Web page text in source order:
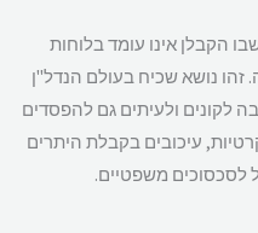
אינו עומד בלוחות
נושא שכיח בעולם הנדל"ן
ולעיתים גם להפסדים
עיכובים בקבלת היתרים
משפטיים.